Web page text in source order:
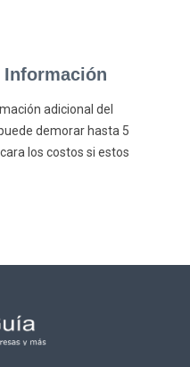
adicional del
demorar hasta 5
los costos si estos